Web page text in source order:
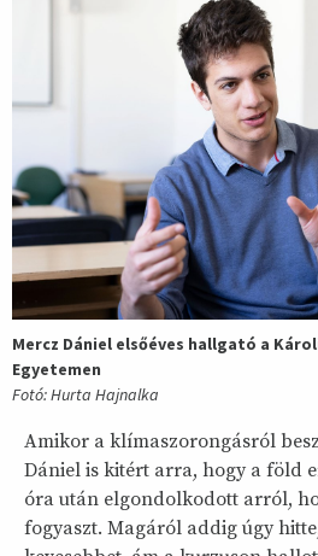
Mercz Dániel elsőéves hallgató a
Egyetemen
Fotó: Hurta Hajnalka
Amikor a klímaszorongásról
Dániel is kitért arra, hogy a föld
óra után elgondolkodott arról,
fogyaszt. Magáról addig úgy